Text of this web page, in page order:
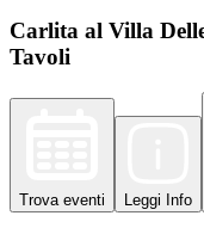
Carlita al Villa
Tavoli
Trova eventi Leggi Info